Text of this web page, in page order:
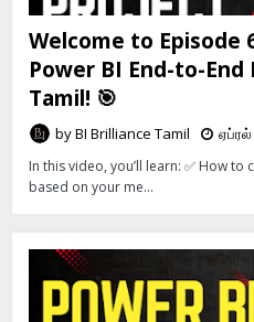
Welcome to Episode
Power BI End-to-
Tamil! 🎯
byBI Brilliance Tamil ஏப்ரல்
In this video, you’ll learn: ✅ How
based on your me…